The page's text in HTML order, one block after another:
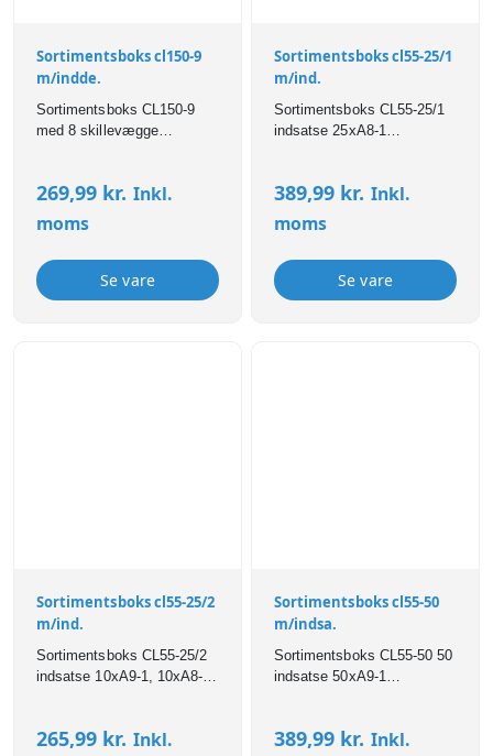
Sortimentsboks cl150-9
m/indde.
Sortimentsboks CL150-9
med 8 skillevægge
269,99 kr. Inkl.
moms
Se vare
Sortimentsboks cl55-25/1
m/ind.
Sortimentsboks CL55-25/1
indsatse 25xA8-1
389,99 kr. Inkl.
moms
Se vare
Sortimentsboks cl55-25/2
m/ind.
Sortimentsboks CL55-25/2
indsatse 10xA9-1, 10xA8-1,
265,99 kr. Inkl.
Sortimentsboks cl55-50
m/indsa.
Sortimentsboks CL55-50 50
indsatse 50xA9-1
389,99 kr. Inkl.